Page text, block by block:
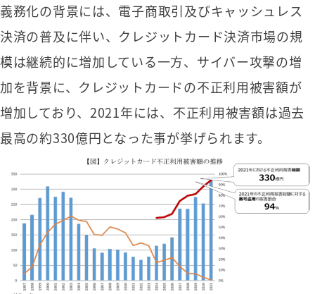
義務化の背景には、電子商取引及びキャッシュレス
決済の普及に伴い、クレジットカード決済市場の規
模は継続的に増加している一方、サイバー攻撃の増
加を背景に、クレジットカードの不正利用被害額が
増加しており、2021年には、不正利用被害額は過去
最高の約330億円となった事が挙げられます。